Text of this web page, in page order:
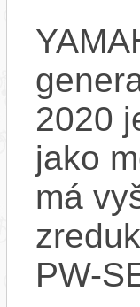
2020
jako
má
PW-